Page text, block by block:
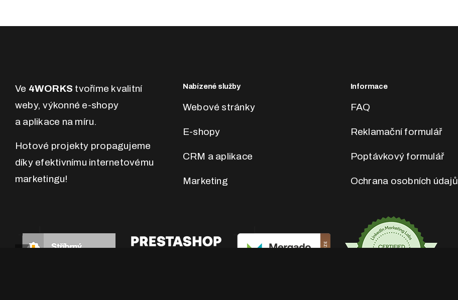
Ve 4WORKS tvoříme kvalitní
weby, výkonné e-shopy
a aplikace na míru.
Hotové projekty propagujeme
díky efektivnímu internetovému
marketingu!
Nabízené služby
Webové stránky
E-shopy
CRM a aplikace
Marketing
Informace
FAQ
Reklamační formulář
Poptávkový formulář
Ochrana osobních údajů